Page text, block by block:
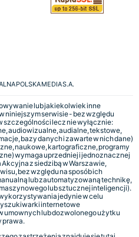
POLSKA MEDIA S.A.
lub jakiekolwiek inne
niniejszym serwisie - bez względu
szczególności lecz nie wyłącznie:
audiowizualne, audialne, tekstowe,
bazy danych i zawarte w nich dane)
naukowe, kartograficzne, programy
wymaga uprzedniej i jednoznacznej
z siedzibą w Warszawie,
bez względu na sposób ich
lub zautomatyzowaną technikę,
lub sztucznej inteligencji).
jedynie w celu
internetowe
umownych lub dozwolonego użytku
prawa.